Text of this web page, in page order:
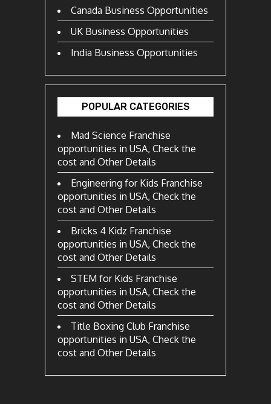
Canada Business Opportunities
UK Business Opportunities
India Business Opportunities
POPULAR CATEGORIES
Mad Science Franchise
opportunities in USA, Check the
cost and Other Details
Engineering for Kids Franchise
opportunities in USA, Check the
cost and Other Details
Bricks 4 Kidz Franchise
opportunities in USA, Check the
cost and Other Details
STEM for Kids Franchise
opportunities in USA, Check the
cost and Other Details
Title Boxing Club Franchise
opportunities in USA, Check the
cost and Other Details